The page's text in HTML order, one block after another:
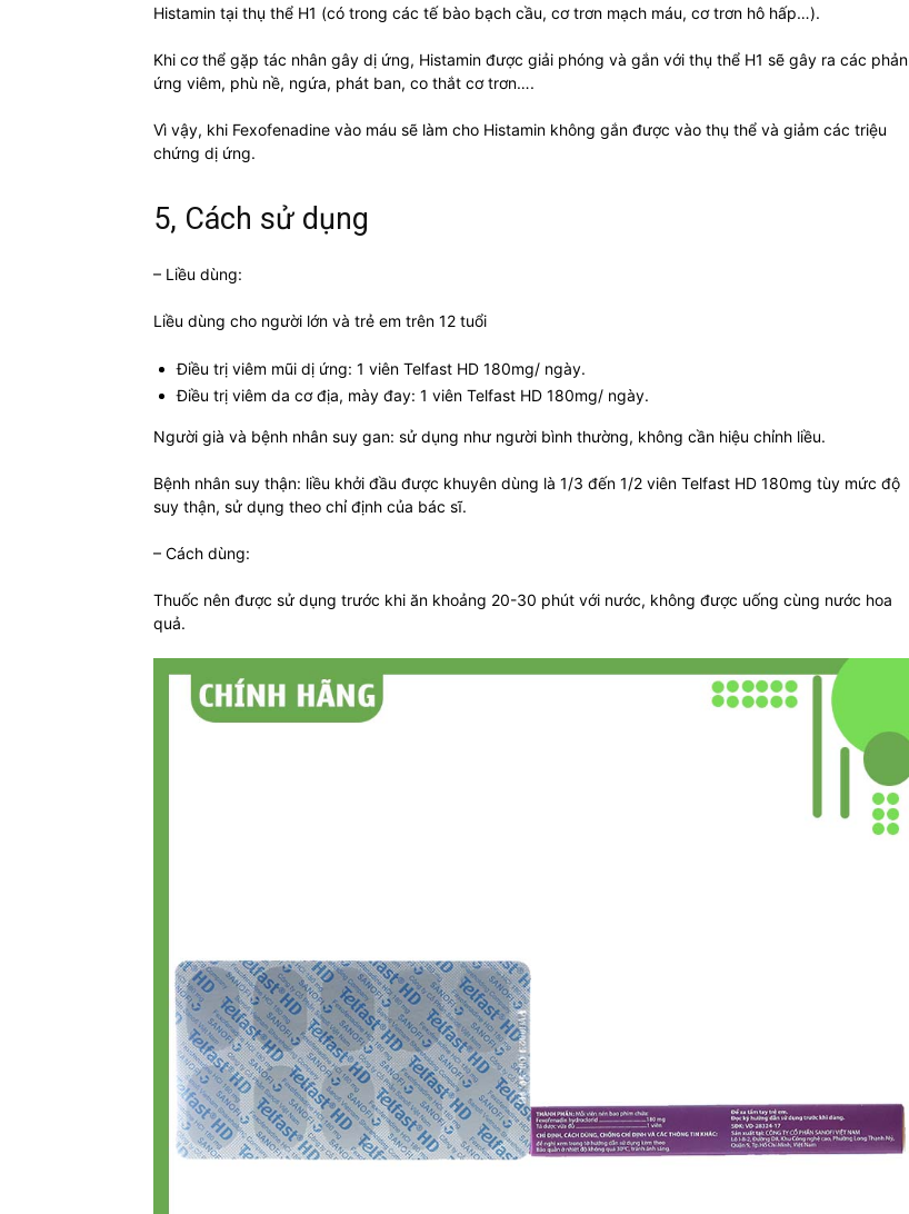
Histamin tại thụ thể H1 (có trong các tế bào bạch cầu, cơ trơn mạch máu, cơ trơn hô hấp…).
Khi cơ thể gặp tác nhân gây dị ứng, Histamin được giải phóng và gắn với thụ thể H1 sẽ gây ra các phản
ứng viêm, phù nề, ngứa, phát ban, co thắt cơ trơn….
Vì vậy, khi Fexofenadine vào máu sẽ làm cho Histamin không gắn được vào thụ thể và giảm các triệu
chứng dị ứng.
5, Cách sử dụng
– Liều dùng:
Liều dùng cho người lớn và trẻ em trên 12 tuổi
Điều trị viêm mũi dị ứng: 1 viên Telfast HD 180mg/ ngày.
Điều trị viêm da cơ địa, mày đay: 1 viên Telfast HD 180mg/ ngày.
Người già và bệnh nhân suy gan: sử dụng như người bình thường, không cần hiệu chỉnh liều.
Bệnh nhân suy thận: liều khởi đầu được khuyên dùng là 1/3 đến 1/2 viên Telfast HD 180mg tùy mức độ
suy thận, sử dụng theo chỉ định của bác sĩ.
– Cách dùng:
Thuốc nên được sử dụng trước khi ăn khoảng 20-30 phút với nước, không được uống cùng nước hoa
quả.